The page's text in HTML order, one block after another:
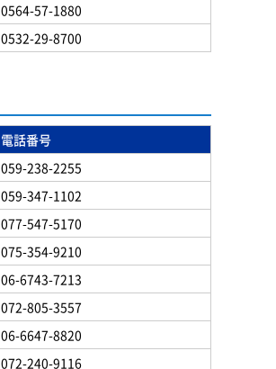
0564-57-1880
0532-29-8700
電話番号
059-238-2255
059-347-1102
077-547-5170
075-354-9210
06-6743-7213
072-805-3557
06-6647-8820
072-240-9116